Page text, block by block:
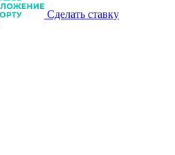
Сделать ставку